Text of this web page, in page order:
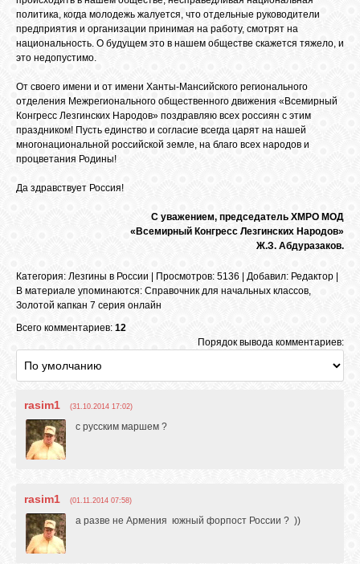
политика, когда молодежь жалуется, что отдельные руководители
предприятия и организации принимая на работу, смотрят на
национальность. О будущем это в нашем обществе скажется тяжело, и
это недопустимо.
От своего имени и от имени Ханты-Мансийского регионального
отделения Межрегионального общественного движения «Всемирный
Конгресс Лезгинских Народов» поздравляю всех россиян с этим
праздником! Пусть единство и согласие всегда царят на нашей
многонациональной российской земле, на благо всех народов и
процветания Родины!
Да здравствует Россия!
С уважением, председатель ХМРО МОД
«Всемирный Конгресс Лезгинских Народов»
Ж.З. Абдуразаков.
Категория: Лезгины в России Просмотров: 5136 | Добавил: Редактор
В материале упоминаются: Справочник для начальных классов,
Золотой капкан 7 серия онлайн
Всего комментариев: 12
Порядок вывода комментариев:
rasim1 (31.10.2014 17:02)
с русским маршем ?
rasim1 (01.11.2014 07:58)
а разве не Армения южный форпост России ? ))